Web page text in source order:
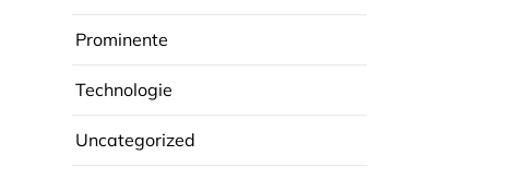
Prominente
Technologie
Uncategorized